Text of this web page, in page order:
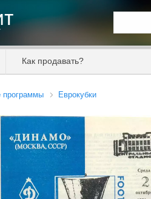
Как продавать?
программы Еврокубки